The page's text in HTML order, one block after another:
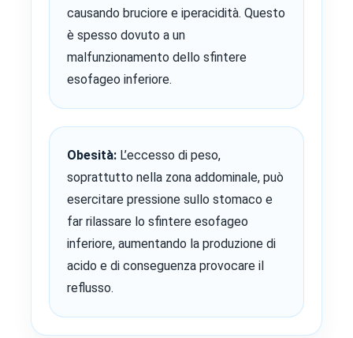
causando bruciore e iperacidità. Questo
è spesso dovuto a un
malfunzionamento dello sfintere
esofageo inferiore.
Obesità: L’eccesso di peso,
soprattutto nella zona addominale, può
esercitare pressione sullo stomaco e
far rilassare lo sfintere esofageo
inferiore, aumentando la produzione di
acido e di conseguenza provocare il
reflusso.